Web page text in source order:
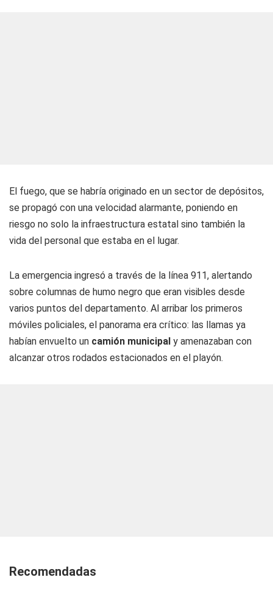
El fuego, que se habría originado en un sector de depósitos,
se propagó con una velocidad alarmante, poniendo en
riesgo no solo la infraestructura estatal sino también la
vida del personal que estaba en el lugar.
La emergencia ingresó a través de la línea 911, alertando
sobre columnas de humo negro que eran visibles desde
varios puntos del departamento. Al arribar los primeros
móviles policiales, el panorama era crítico: las llamas ya
habían envuelto un camión municipal y amenazaban con
alcanzar otros rodados estacionados en el playón.
Recomendadas